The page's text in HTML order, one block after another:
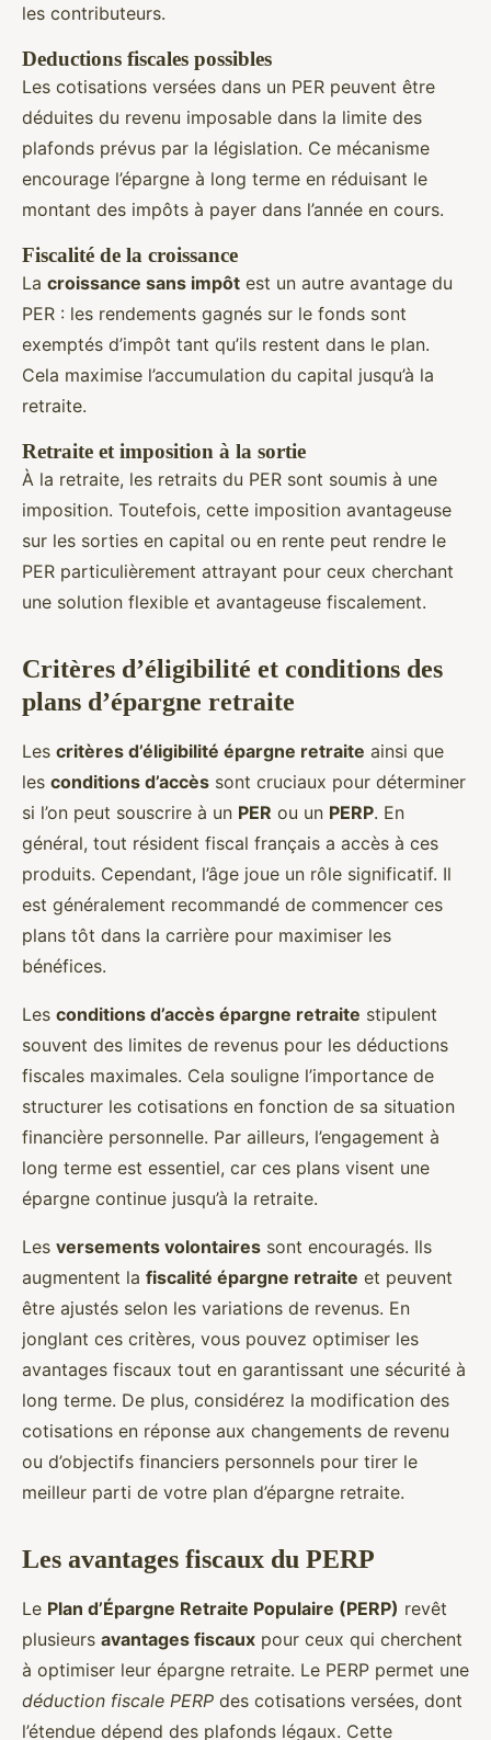
les contributeurs.
Deductions fiscales possibles
Les cotisations versées dans un PER peuvent être
déduites du revenu imposable dans la limite des
plafonds prévus par la législation. Ce mécanisme
encourage l’épargne à long terme en réduisant le
montant des impôts à payer dans l’année en cours.
Fiscalité de la croissance
La croissance sans impôt est un autre avantage du
PER : les rendements gagnés sur le fonds sont
exemptés d’impôt tant qu’ils restent dans le plan.
Cela maximise l’accumulation du capital jusqu’à la
retraite.
Retraite et imposition à la sortie
À la retraite, les retraits du PER sont soumis à une
imposition. Toutefois, cette imposition avantageuse
sur les sorties en capital ou en rente peut rendre le
PER particulièrement attrayant pour ceux cherchant
une solution flexible et avantageuse fiscalement.
Critères d’éligibilité et conditions des
plans d’épargne retraite
Les critères d’éligibilité épargne retraite ainsi que
les conditions d’accès sont cruciaux pour déterminer
si l’on peut souscrire à un PER ou un PERP. En
général, tout résident fiscal français a accès à ces
produits. Cependant, l’âge joue un rôle significatif. Il
est généralement recommandé de commencer ces
plans tôt dans la carrière pour maximiser les
bénéfices.
Les conditions d’accès épargne retraite stipulent
souvent des limites de revenus pour les déductions
fiscales maximales. Cela souligne l’importance de
structurer les cotisations en fonction de sa situation
financière personnelle. Par ailleurs, l’engagement à
long terme est essentiel, car ces plans visent une
épargne continue jusqu’à la retraite.
Les versements volontaires sont encouragés. Ils
augmentent la fiscalité épargne retraite et peuvent
être ajustés selon les variations de revenus. En
jonglant ces critères, vous pouvez optimiser les
avantages fiscaux tout en garantissant une sécurité à
long terme. De plus, considérez la modification des
cotisations en réponse aux changements de revenu
ou d’objectifs financiers personnels pour tirer le
meilleur parti de votre plan d’épargne retraite.
Les avantages fiscaux du PERP
Le Plan d’Épargne Retraite Populaire (PERP) revêt
plusieurs avantages fiscaux pour ceux qui cherchent
à optimiser leur épargne retraite. Le PERP permet une
déduction fiscale PERP des cotisations versées, dont
l’étendue dépend des plafonds légaux. Cette